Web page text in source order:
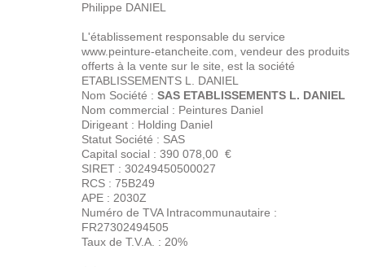
Philippe DANIEL
L'établissement responsable du service
www.peinture-etancheite.com, vendeur des produits
offerts à la vente sur le site, est la société
ETABLISSEMENTS L. DANIEL
Nom Société : SAS ETABLISSEMENTS L. DANIEL
Nom commercial : Peintures Daniel
Dirigeant : Holding Daniel
Statut Société : SAS
Capital social : 390 078,00 €
SIRET : 30249450500027
RCS : 75B249
APE : 2030Z
Numéro de TVA Intracommunautaire :
FR27302494505
Taux de T.V.A. : 20%